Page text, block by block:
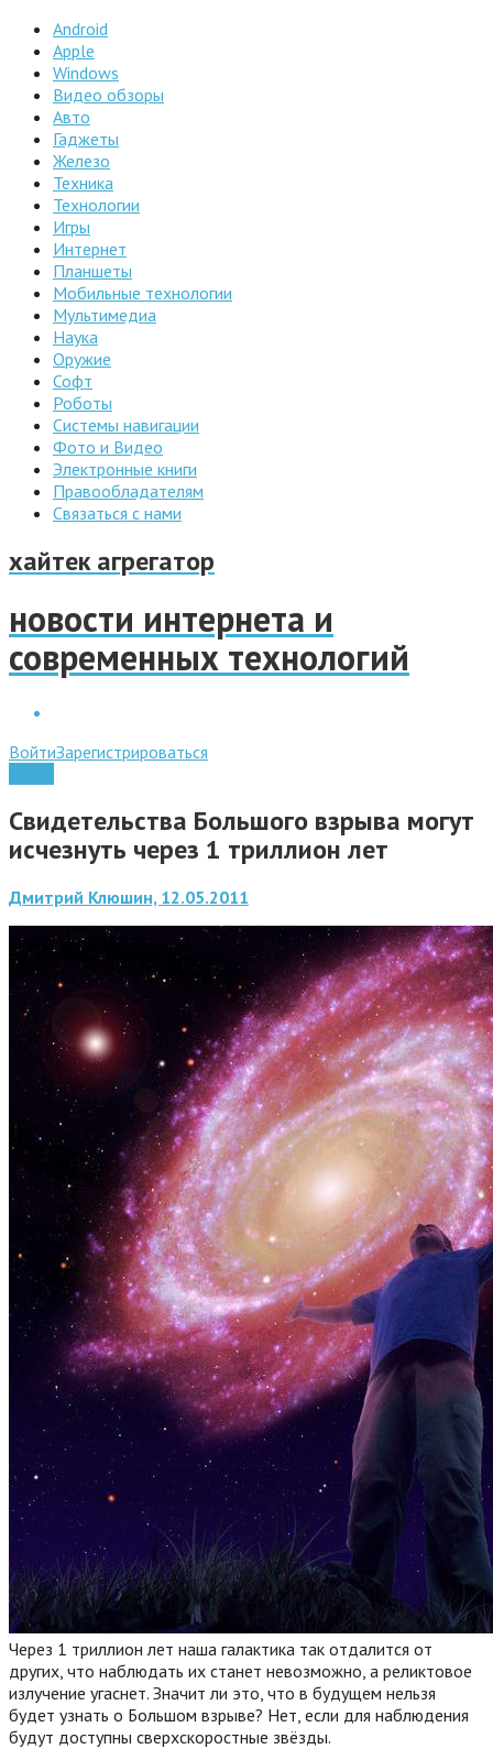
Android
Apple
Windows
Видео обзоры
Авто
Гаджеты
Железо
Техника
Технологии
Игры
Интернет
Планшеты
Мобильные технологии
Мультимедиа
Наука
Оружие
Софт
Роботы
Системы навигации
Фото и Видео
Электронные книги
Правообладателям
Связаться с нами
хайтек агрегатор
новости интернета и
современных технологий
ВойтиЗарегистрироваться
Свидетельства Большого взрыва могут
исчезнуть через 1 триллион лет
Дмитрий Клюшин, 12.05.2011
Через 1 триллион лет наша галактика так отдалится от
других, что наблюдать их станет невозможно, а реликтовое
излучение угаснет. Значит ли это, что в будущем нельзя
будет узнать о Большом взрыве? Нет, если для наблюдения
будут доступны сверхскоростные звёзды.